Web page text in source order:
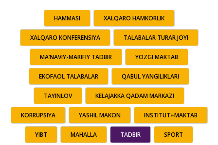
HAMMASI XALQARO HAMKORLIK
XALQARO KONFERENSIYA TALABALAR TURAR JOYI
MA’NAVIY-MARIFIY TADBIR YOZGI MAKTAB
EKOFAOL TALABALAR QABUL YANGILIKLARI
TAYINLOV KELAJAKKA QADAM MARKAZI
KORRUPSIYA YASHIL MAKON INSTITUT+MAKTAB
YIBT MAHALLA TADBIR SPORT